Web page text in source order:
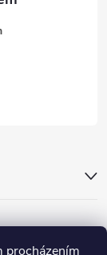
procházením